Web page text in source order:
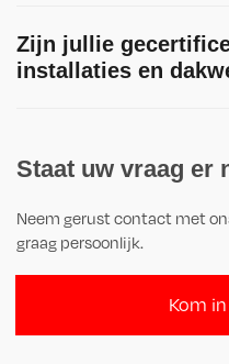
Zijn jullie
installaties en
Staat uw vraag er
Neem gerust contact met
graag persoonlijk.
Kom